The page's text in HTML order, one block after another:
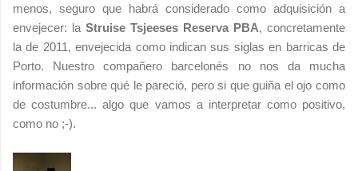
menos, seguro que habrá considerado como adquisición a
envejecer: la Struise Tsjeeses Reserva PBA, concretamente
la de 2011, envejecida como indican sus siglas en barricas de
Porto. Nuestro compañero barcelonés no nos da mucha
información sobre qué le pareció, pero si que guiña el ojo como
de costumbre... algo que vamos a interpretar como positivo,
como no ;-).